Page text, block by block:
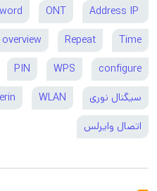
ONT
Time
Repeat
overview
configure
WPS
PIN
سیگنال نوری WLAN
اتصال وایرلس